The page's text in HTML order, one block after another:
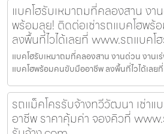
แบคโฮรับเหมาถมที่คลองสาน งาน
พร้อมลุย! ติดต่อเช่ารถแบคโฮพ
ลงพื้นที่ไวได้เลยที่ www.รถแบคโ
แบคโฮรับเหมาถมที่คลองสาน งานด่วน งานเ
แบคโฮพร้อมคนขับมืออาชีพ ลงพื้นที่ไวได้เลย
รถแม็คโครรับจ้างทวีวัฒนา เช่า
อาชีพ ราคาคุ้มค่า จองคิวที่